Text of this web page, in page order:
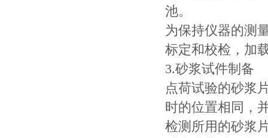
池。
为保持仪器的测
标定和校检，加
3.砂浆试件制备
点荷试验的砂浆
时的位置相同，
检测所用的砂浆